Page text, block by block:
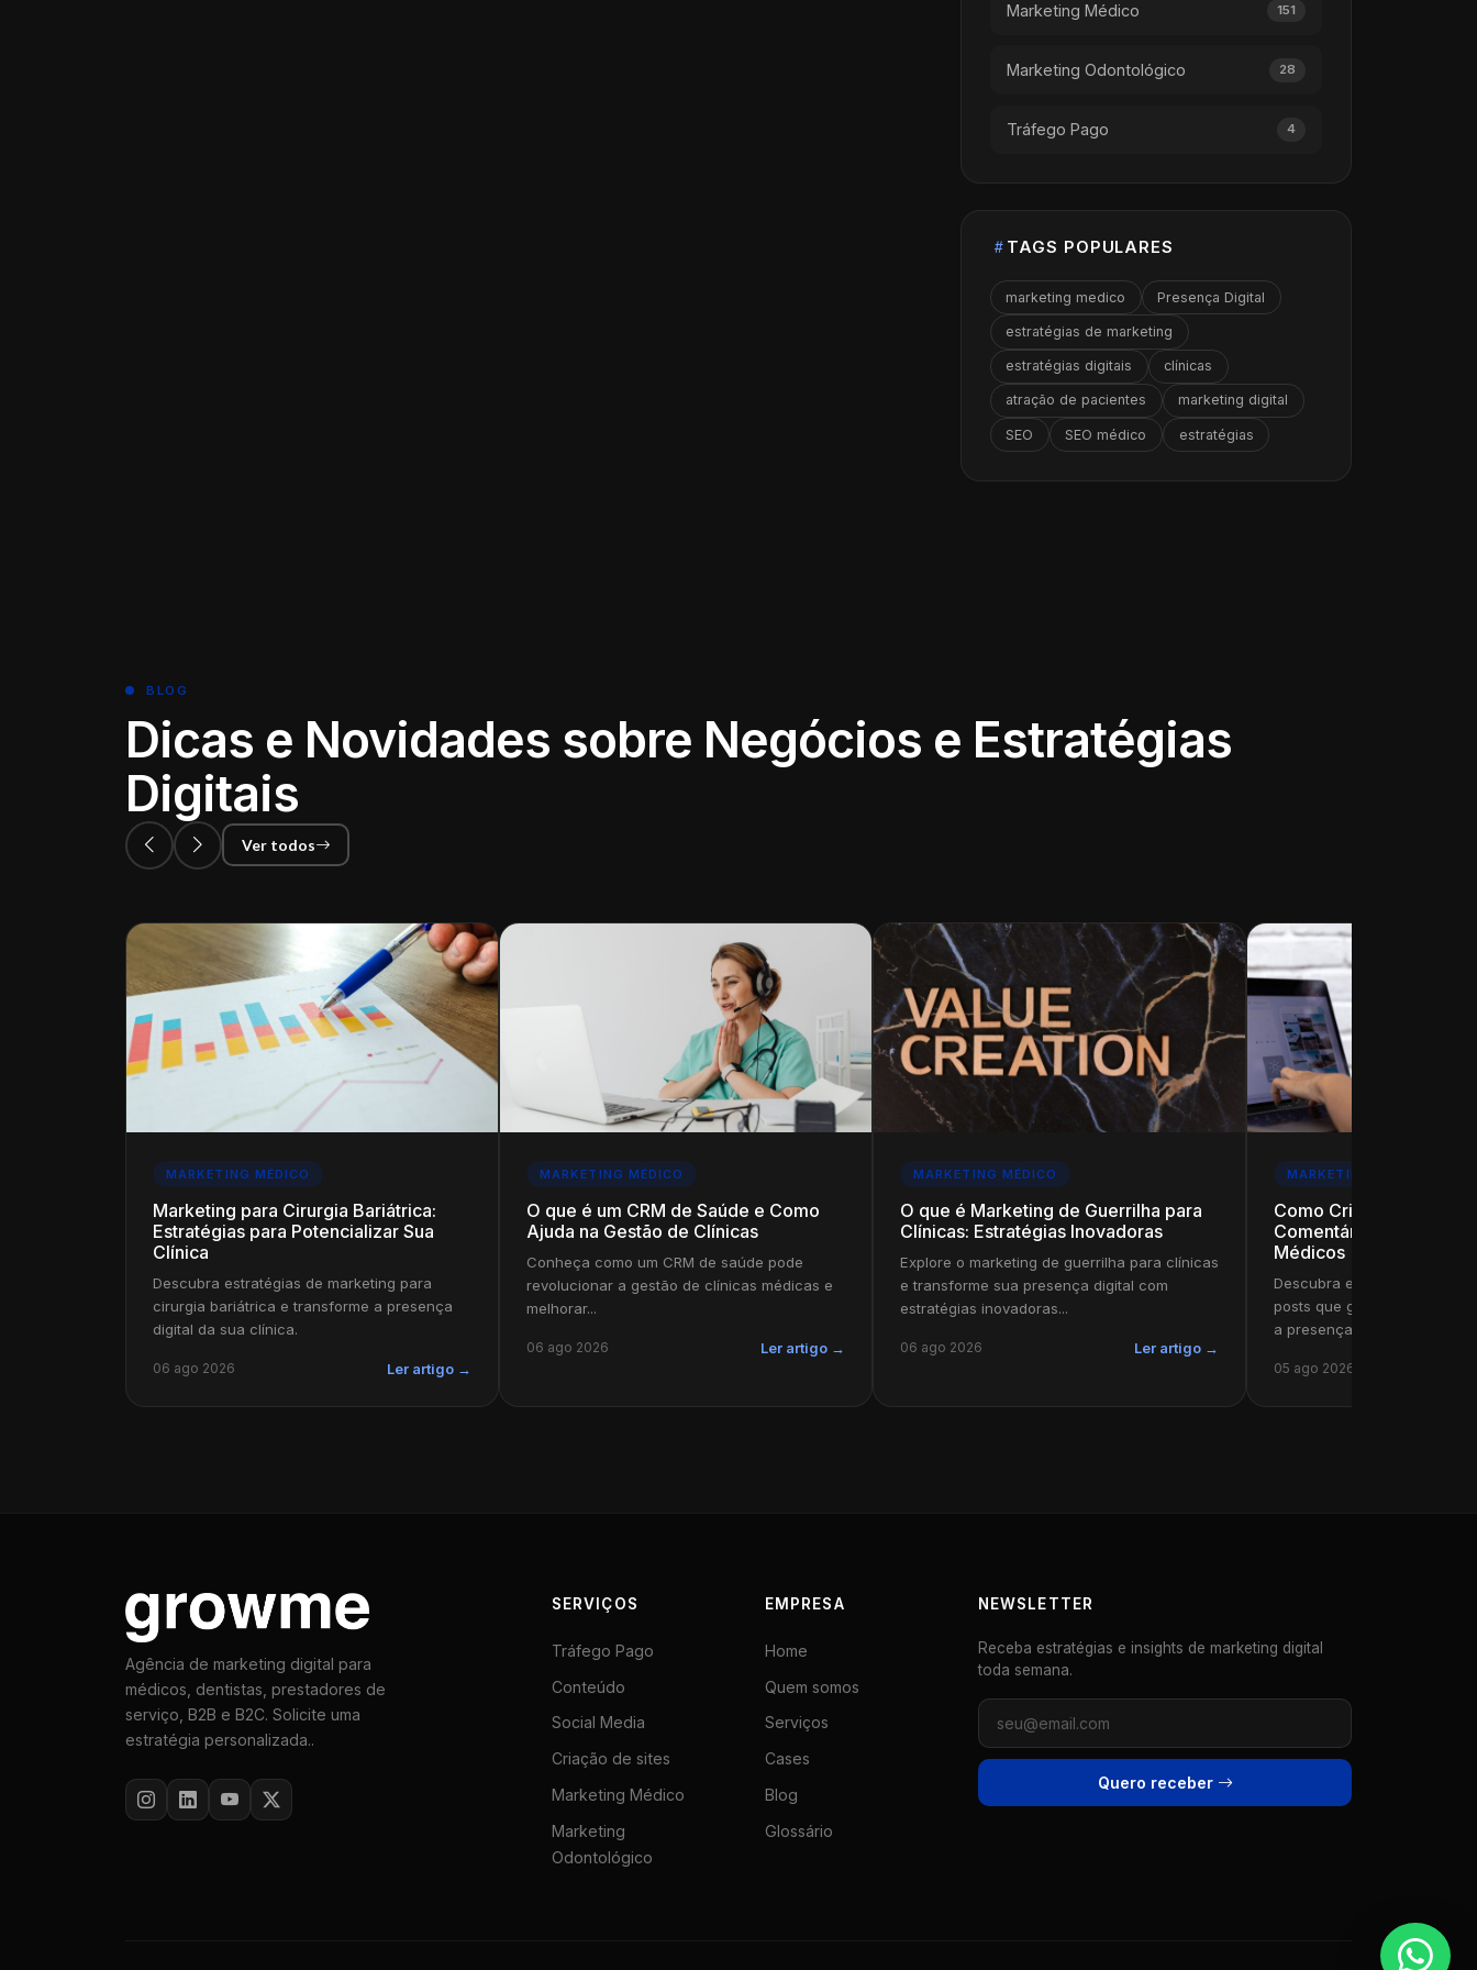
Marketing Médico 151
Marketing Odontológico 28
Tráfego Pago 4
TAGS POPULARES
marketing medico Presença Digital
estratégias de marketing
estratégias digitais clínicas
atração de pacientes marketing digital
SEO SEO médico estratégias
BLOG
Dicas e Novidades sobre Negócios e Estratégias
Digitais
Ver todos
MARKETING MÉDICO
Marketing para Cirurgia Bariátrica:
Estratégias para Potencializar Sua
Clínica
Descubra estratégias de marketing para
cirurgia bariátrica e transforme a presença
digital da sua clínica.
06 ago 2026 Ler artigo →
MARKETING MÉDICO
O que é um CRM de Saúde e Como
Ajuda na Gestão de Clínicas
Conheça como um CRM de saúde pode
revolucionar a gestão de clínicas médicas e
melhorar...
06 ago 2026 Ler artigo →
MARKETING MÉDICO
O que é Marketing de Guerrilha para
Clínicas: Estratégias Inovadoras
Explore o marketing de guerrilha para clínicas
e transforme sua presença digital com
estratégias inovadoras...
06 ago 2026 Ler artigo →
MARKETING MÉDICO
Como Criar Posts que
Comentários:
Médicos
Descubra estratégias para
posts que geram
a presença digital.
05 ago 2026
Agência de marketing digital para
médicos, dentistas, prestadores de
serviço, B2B e B2C. Solicite uma
estratégia personalizada..
SERVIÇOS
Tráfego Pago
Conteúdo
Social Media
Criação de sites
Marketing Médico
Marketing
Odontológico
EMPRESA
Home
Quem somos
Serviços
Cases
Blog
Glossário
NEWSLETTER
Receba estratégias e insights de marketing digital
toda semana.
Quero receber